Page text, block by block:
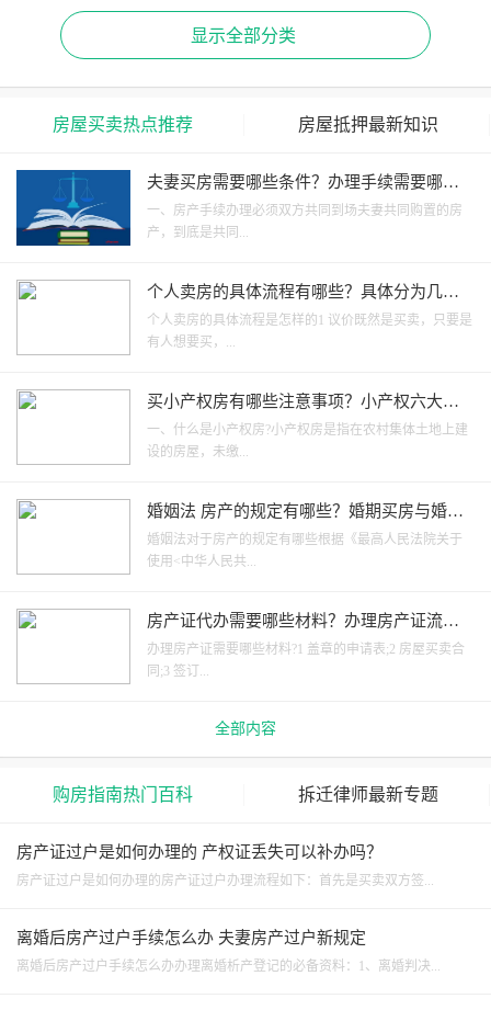
显示全部分类
房屋买卖热点推荐 房屋抵押最新知识
夫妻买房需要哪些条件？办理手续需要哪些
证件？
一、房产手续办理必须双方共同到场夫妻共同购置的房
产，到底是共同...
个人卖房的具体流程有哪些？具体分为几
步？
个人卖房的具体流程是怎样的1 议价既然是买卖，只要是
有人想要买，...
买小产权房有哪些注意事项？小产权六大弊
端有哪些？
一、什么是小产权房?小产权房是指在农村集体土地上建
设的房屋，未缴...
婚姻法 房产的规定有哪些？婚期买房与婚后
买房的差别在哪？
婚姻法对于房产的规定有哪些根据《最高人民法院关于
使用<中华人民共...
房产证代办需要哪些材料？办理房产证流程
是什么？
办理房产证需要哪些材料?1 盖章的申请表;2 房屋买卖合
同;3 签订...
全部内容
购房指南热门百科 拆迁律师最新专题
房产证过户是如何办理的 产权证丢失可以补办吗？
房产证过户是如何办理的房产证过户办理流程如下：首先是买卖双方签...
离婚后房产过户手续怎么办 夫妻房产过户新规定
离婚后房产过户手续怎么办办理离婚析产登记的必备资料：1、离婚判决...